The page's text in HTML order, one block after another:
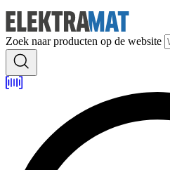
Zoek naar producten op de website